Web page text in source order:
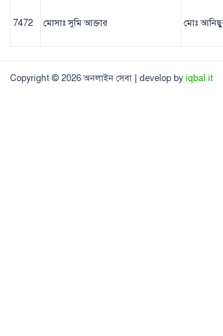
7472 মোসাঃ সুমি আক্তার মোঃ
Copyright © 2026 অনলাইন সেবা | develop by iqbal it